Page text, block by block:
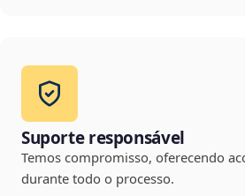
Suporte responsável
Temos compromisso, oferecendo
durante todo o processo.